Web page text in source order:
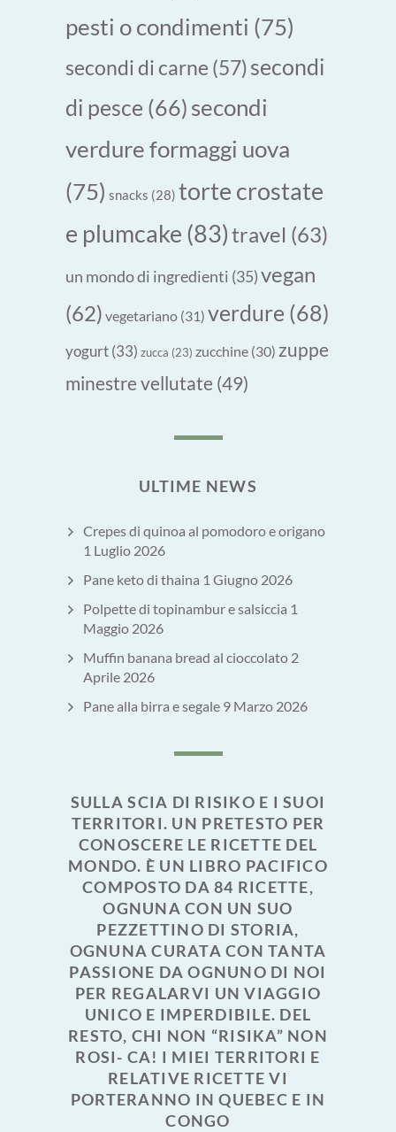
pesti o condimenti (75)
secondi di carne (57)secondi
di pesce (66) secondi
verdure formaggi uova
(75) snacks (28) torte crostate
e plumcake (83)travel (63)
un mondo di ingredienti (35)vegan
(62) vegetariano (31) verdure (68)
yogurt(33) zucca (23) zucchine (30) zuppe
minestre vellutate (49)
ULTIME NEWS
Crepes di quinoa al pomodoro e origano
1 Luglio 2026
Pane keto di thaina 1 Giugno 2026
Polpette di topinambur e salsiccia 1
Maggio 2026
Muffin banana bread al cioccolato 2
Aprile 2026
Pane alla birra e segale 9 Marzo 2026
SULLA SCIA DI RISIKO E I SUOI
TERRITORI. UN PRETESTO PER
CONOSCERE LE RICETTE DEL
MONDO. È UN LIBRO PACIFICO
COMPOSTO DA 84 RICETTE,
OGNUNA CON UN SUO
PEZZETTINO DI STORIA,
OGNUNA CURATA CON TANTA
PASSIONE DA OGNUNO DI NOI
PER REGALARVI UN VIAGGIO
UNICO E IMPERDIBILE. DEL
RESTO, CHI NON “RISIKA” NON
ROSI- CA! I MIEI TERRITORI E
RELATIVE RICETTE VI
PORTERANNO IN QUEBEC E IN
CONGO